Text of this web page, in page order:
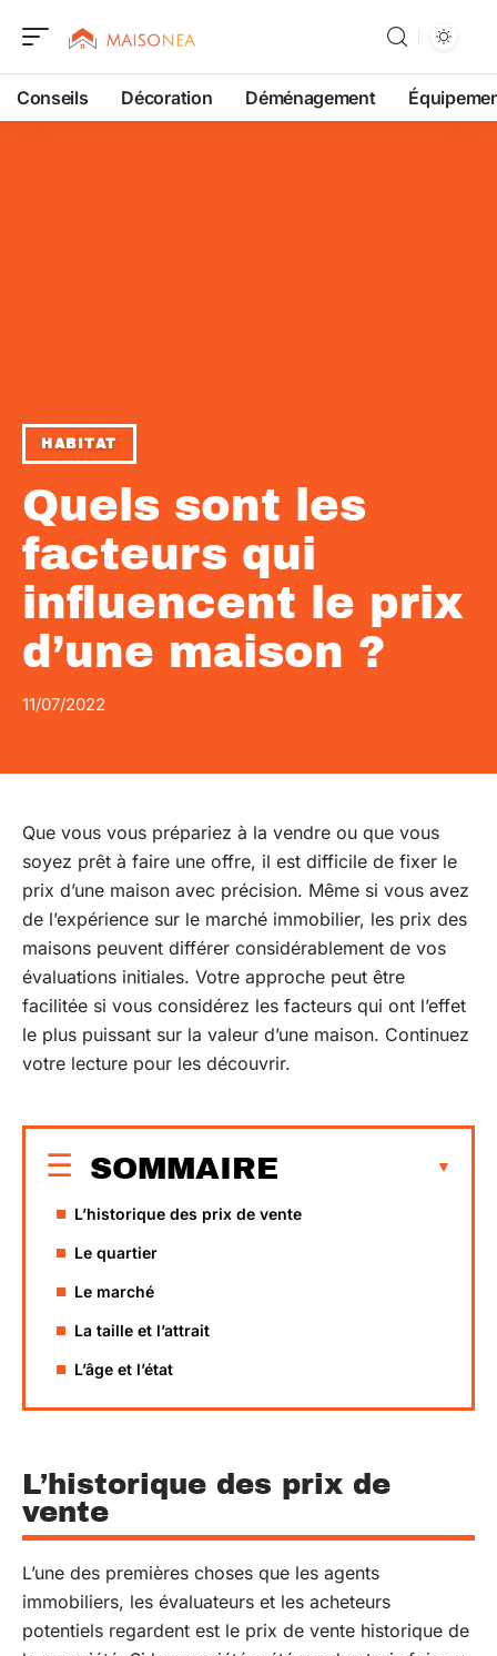
Conseils Décoration Déménagement
HABITAT
Quels sont les
facteurs qui
influencent le prix
d’une maison ?
11/07/2022
Que vous vous prépariez à la vendre ou que vous
soyez prêt à faire une offre, il est difficile de fixer le
prix d’une maison avec précision. Même si vous avez
de l’expérience sur le marché immobilier, les prix des
maisons peuvent différer considérablement de vos
évaluations initiales. Votre approche peut être
facilitée si vous considérez les facteurs qui ont l’effet
le plus puissant sur la valeur d’une maison. Continuez
votre lecture pour les découvrir.
SOMMAIRE
L’historique des prix de vente
Le quartier
Le marché
La taille et l’attrait
L’âge et l’état
L’historique des prix de
vente
L’une des premières choses que les agents
immobiliers, les évaluateurs et les acheteurs
potentiels regardent est le prix de vente historique de